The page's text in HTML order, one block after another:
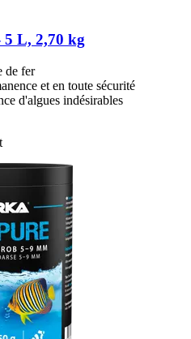
5 L, 2,70 kg
de fer
et en toute sécurité
d'algues indésirables